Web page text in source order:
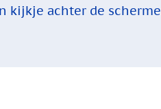
kijkje achter de